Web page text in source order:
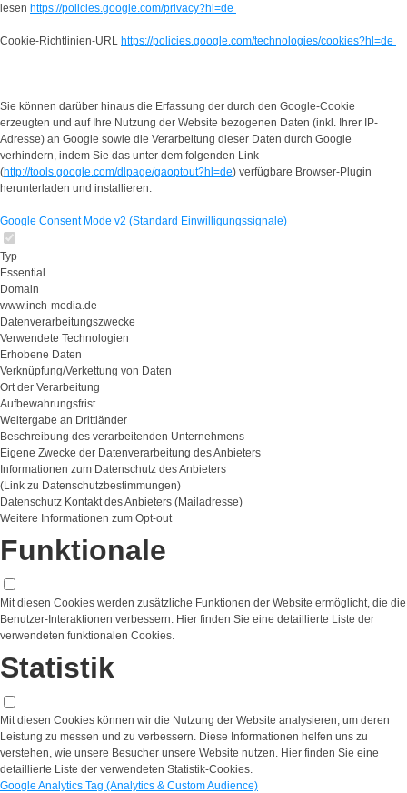
lesen https://policies.google.com/privacy?hl=de
Cookie-Richtlinien-URL https://policies.google.com/technologies/cookies?hl=de
Sie können darüber hinaus die Erfassung der durch den Google-Cookie
erzeugten und auf Ihre Nutzung der Website bezogenen Daten (inkl. Ihrer IP-
Adresse) an Google sowie die Verarbeitung dieser Daten durch Google
verhindern, indem Sie das unter dem folgenden Link
(http://tools.google.com/dlpage/gaoptout?hl=de) verfügbare Browser-Plugin
herunterladen und installieren.
Google Consent Mode v2 (Standard Einwilligungssignale)
Typ
Essential
Domain
www.inch-media.de
Datenverarbeitungszwecke
Verwendete Technologien
Erhobene Daten
Verknüpfung/Verkettung von Daten
Ort der Verarbeitung
Aufbewahrungsfrist
Weitergabe an Drittländer
Beschreibung des verarbeitenden Unternehmens
Eigene Zwecke der Datenverarbeitung des Anbieters
Informationen zum Datenschutz des Anbieters
(Link zu Datenschutzbestimmungen)
Datenschutz Kontakt des Anbieters (Mailadresse)
Weitere Informationen zum Opt-out
Funktionale
Mit diesen Cookies werden zusätzliche Funktionen der Website ermöglicht, die die
Benutzer-Interaktionen verbessern. Hier finden Sie eine detaillierte Liste der
verwendeten funktionalen Cookies.
Statistik
Mit diesen Cookies können wir die Nutzung der Website analysieren, um deren
Leistung zu messen und zu verbessern. Diese Informationen helfen uns zu
verstehen, wie unsere Besucher unsere Website nutzen. Hier finden Sie eine
detaillierte Liste der verwendeten Statistik-Cookies.
Google Analytics Tag (Analytics & Custom Audience)